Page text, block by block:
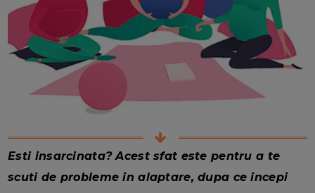
Esti insarcinata? Acest sfat este pentru a te
scuti de probleme in alaptare, dupa ce incepi